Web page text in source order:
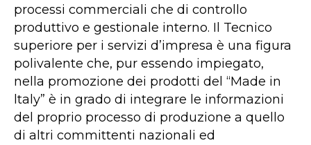
processi commerciali che di controllo
produttivo e gestionale interno. Il Tecnico
superiore per i servizi d’impresa è una figura
polivalente che, pur essendo impiegato,
nella promozione dei prodotti del “Made in
ltaly” è in grado di integrare le informazioni
del proprio processo di produzione a quello
di altri committenti nazionali ed